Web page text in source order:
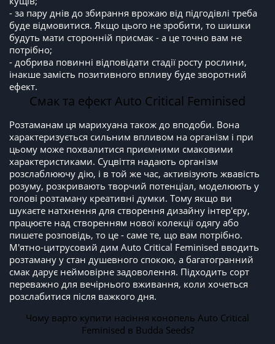
- за пару днів до збирання врожаю від підгодівлі треба
буде відмовитися. Якщо цього не зробити, то шишки
будуть мати сторонній присмак - а це точно вам не
потрібно;
- добрива повинні відповідати стадії росту рослини,
інакше замість позитивного впливу буде зворотний
ефект.
Смак та ефект Auto Critical Feminised
Розтаманам ця марихуана також до вподоби. Вона
характеризується сильним впливом на організм і при
цьому може похвалитися приємними смаковими
характеристиками. Суцвіття надають організм
розслаблюючу дію, і в той же час, активізують жвавість
розуму, розкривають творчий потенціал, моделюють у
голові розтаману креативні думки. Тому якщо ви
шукаєте натхнення для створення дизайну інтер'єру,
працюєте над створенням нової колекції одягу або
пишете розповідь, то це - саме те, що вам потрібно.
М'ятно-цитрусовий дим Auto Critical Feminised вводить
розтаману у стан душевного спокою, а багатогранний
смак дарує неймовірне задоволення. Підходить сорт
переважно для вечірнього вживання, коли хочеться
розслабитися після важкого дня.
Чому варто купити насіння конопель Auto Critical
Feminised в Budda Seeds?